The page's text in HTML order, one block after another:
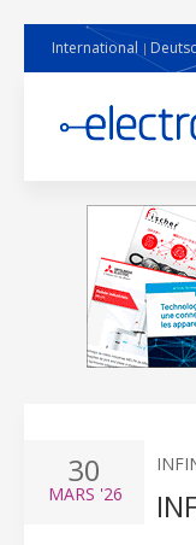
International
30
MARS '26